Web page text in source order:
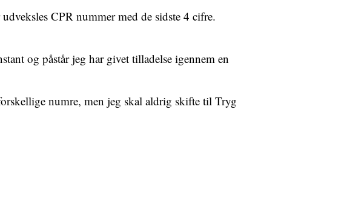
CPR nummer med de sidste 4 cifre.
og påstår jeg har givet tilladelse igennem en
numre, men jeg skal aldrig skifte til Tryg